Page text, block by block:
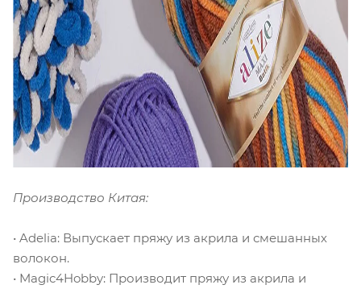
Производство Китая:
• Adelia: Выпускает пряжу из акрила и смешанных
волокон.
• Magic4Hobby: Производит пряжу из акрила и